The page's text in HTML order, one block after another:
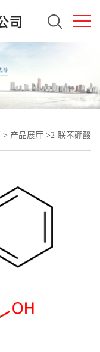
> 产品展厅 >2-联苯硼酸